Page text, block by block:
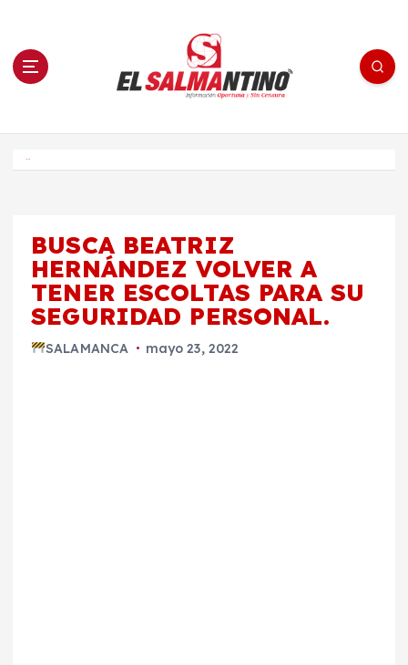
n El Salmantino - medios/noticias/editorial
BUSCA BEATRIZ
HERNÁNDEZ VOLVER A
TENER ESCOLTAS PARA SU
SEGURIDAD PERSONAL.
SALAMANCA mayo 23, 2022